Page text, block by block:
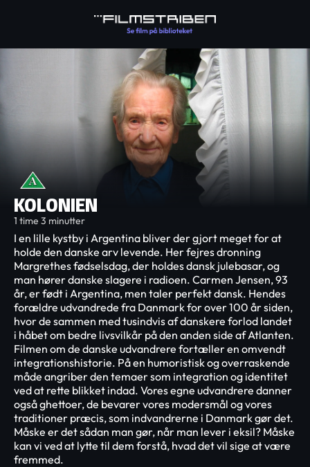
KOLONIEN
1 time 3 minutter
I en lille kystby i Argentina bliver der gjort meget for at
holde den danske arv levende. Her fejres dronning
Margrethes fødselsdag, der holdes dansk julebasar, og
man hører danske slagere i radioen. Carmen Jensen, 93
år, er født i Argentina, men taler perfekt dansk. Hendes
forældre udvandrede fra Danmark for over 100 år siden,
hvor de sammen med tusindvis af danskere forlod landet
i håbet om bedre livsvilkår på den anden side af Atlanten.
Filmen om de danske udvandrere fortæller en omvendt
integrationshistorie. På en humoristisk og overraskende
måde angriber den temaer som integration og identitet
ved at rette blikket indad. Vores egne udvandrere danner
også ghettoer, de bevarer vores modersmål og vores
traditioner præcis, som indvandrerne i Danmark gør det.
Måske er det sådan man gør, når man lever i eksil? Måske
kan vi ved at lytte til dem forstå, hvad det vil sige at være
fremmed.